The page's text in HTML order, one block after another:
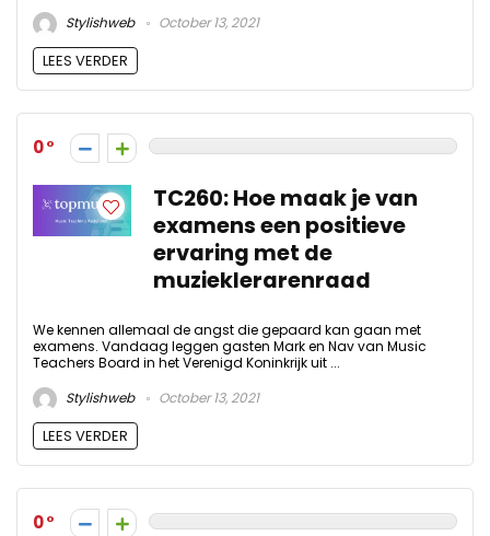
Stylishweb
October 13, 2021
LEES VERDER
0
TC260: Hoe maak je van
examens een positieve
ervaring met de
muzieklerarenraad
We kennen allemaal de angst die gepaard kan gaan met
examens. Vandaag leggen gasten Mark en Nav van Music
Teachers Board in het Verenigd Koninkrijk uit ...
Stylishweb
October 13, 2021
LEES VERDER
0